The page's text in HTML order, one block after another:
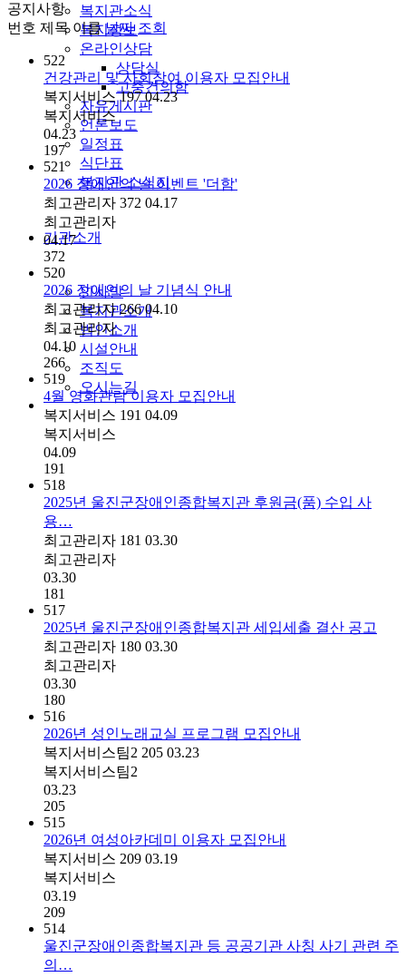
복지관소식
복지정보
온라인상담
상담실
고충건의함
자유게시판
언론보도
일정표
식단표
복지관 소식지
기관소개
인사말
복지관소개
법인소개
시설안내
조직도
오시는길
공지사항
번호 제목 이름 날짜 조회
522
건강관리 및 사회참여 이용자 모집안내
복지서비스 197 04.23
복지서비스
04.23
197
521
2026 장애인의 날 이벤트 '더함'
최고관리자 372 04.17
최고관리자
04.17
372
520
2026 장애인의 날 기념식 안내
최고관리자 266 04.10
최고관리자
04.10
266
519
4월 영화관람 이용자 모집안내
복지서비스 191 04.09
복지서비스
04.09
191
518
2025년 울진군장애인종합복지관 후원금(품) 수입 사
용…
최고관리자 181 03.30
최고관리자
03.30
181
517
2025년 울진군장애인종합복지관 세입세출 결산 공고
최고관리자 180 03.30
최고관리자
03.30
180
516
2026년 성인노래교실 프로그램 모집안내
복지서비스팀2 205 03.23
복지서비스팀2
03.23
205
515
2026년 여성아카데미 이용자 모집안내
복지서비스 209 03.19
복지서비스
03.19
209
514
울진군장애인종합복지관 등 공공기관 사칭 사기 관련 주
의…